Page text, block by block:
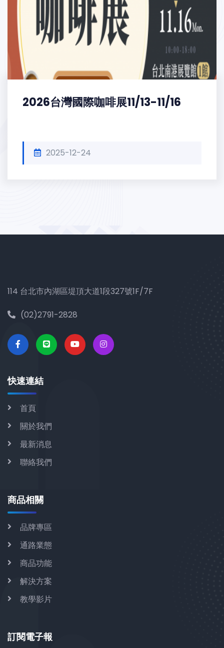
2026台灣國際咖啡展11/13-11/16
2025-12-24
114 台北市內湖區堤頂大道1段327號1F/7F
(02)2791-2828
快速連結
首頁
關於我們
最新消息
聯絡我們
商品相關
品牌專區
通路業態
商品功能
解決方案
教學影片
訂閱電子報